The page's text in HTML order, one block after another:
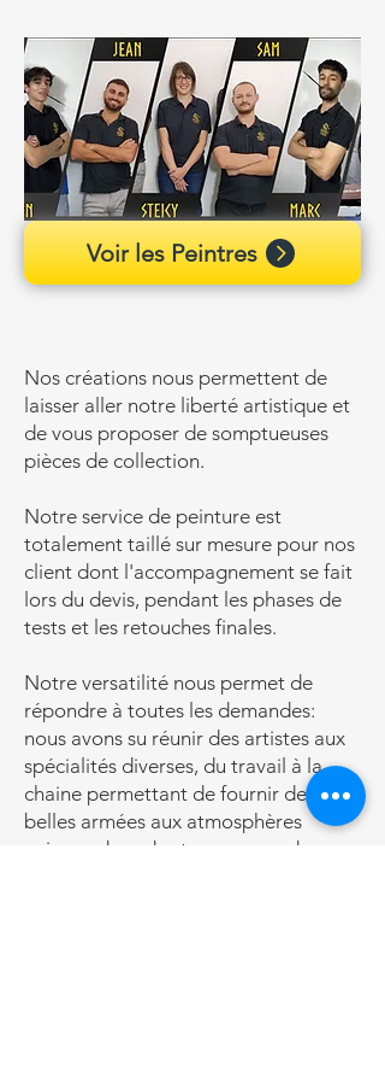
Voir les Peintres
Nos créations nous permettent de
laisser aller notre liberté artistique et
de vous proposer de somptueuses
pièces de collection.
Notre service de peinture est
totalement taillé sur mesure pour nos
client dont l'accompagnement se fait
lors du devis, pendant les phases de
tests et les retouches finales.
Notre versatilité nous permet de
répondre à toutes les demandes:
nous avons su réunir des artistes aux
spécialités diverses, du travail à la
chaine permettant de fournir de
belles armées aux atmosphères
uniques dans des temps records, au